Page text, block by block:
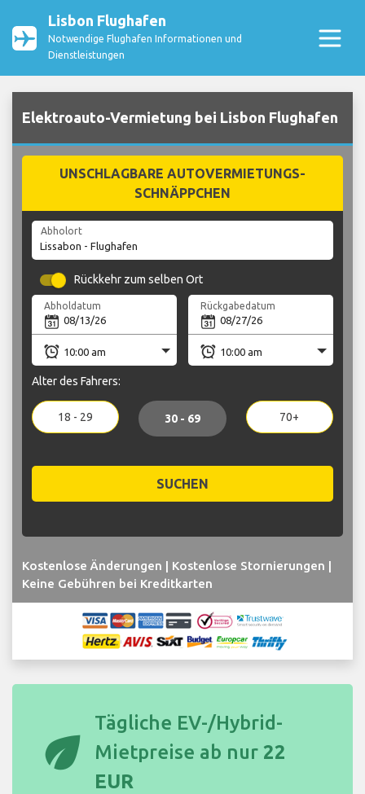
Lisbon Flughafen
Notwendige Flughafen Informationen und
Dienstleistungen
Elektroauto-Vermietung bei Lisbon Flughafen
UNSCHLAGBARE AUTOVERMIETUNGS-
SCHNÄPPCHEN
Abholort
Rückkehr zum selben Ort
Abholdatum Rückgabedatum
Alter des Fahrers:
18 - 29 30 - 69 70+
SUCHEN
Kostenlose Änderungen | Kostenlose Stornierungen |
Keine Gebühren bei Kreditkarten
eco
Tägliche EV-/Hybrid-
Mietpreise ab nur 22
EUR